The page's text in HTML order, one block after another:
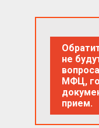
не
МФЦ,
прием.